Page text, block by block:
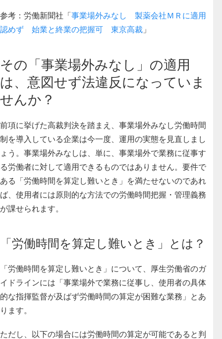
参考：労働新聞社「事業場外みなし 製薬会社ＭＲに適用
認めず 始業と終業の把握可 東京高裁 」
その「事業場外みなし」の適用
は、意図せず法違反になっていま
せんか？
前項に挙げた高裁判決を踏まえ、事業場外みなし労働時間
制を導入している企業は今一度、運用の実態を見直しまし
ょう。事業場外みなしは、単に、事業場外で業務に従事す
る労働者に対して適用できるものではありません。要件で
ある「労働時間を算定し難いとき」を満たせないのであれ
ば、使用者には原則的な方法での労働時間把握・管理義務
が課せられます。
「労働時間を算定し難いとき」とは？
「労働時間を算定し難いとき」について、 厚生労働省のガ
イドラインには「事業場外で業務に従事し、使用者の具体
的な指揮監督が及ばず労働時間の算定が困難な業務」とあ
ります。
ただし、以下の場合には労働時間の算定が可能であると判